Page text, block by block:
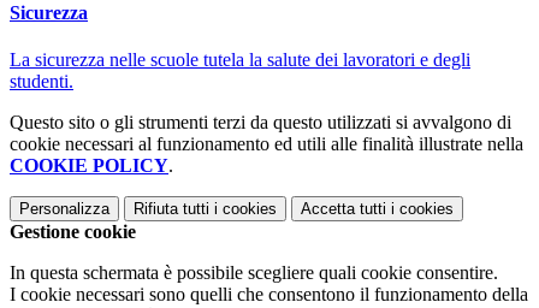
Sicurezza
La sicurezza nelle scuole tutela la salute dei lavoratori e degli
studenti.
Questo sito o gli strumenti terzi da questo utilizzati si avvalgono di
cookie necessari al funzionamento ed utili alle finalità illustrate nella
COOKIE POLICY.
Personalizza Rifiuta tutti i cookies Accetta tutti i cookies
Gestione cookie
In questa schermata è possibile scegliere quali cookie consentire.
I cookie necessari sono quelli che consentono il funzionamento della